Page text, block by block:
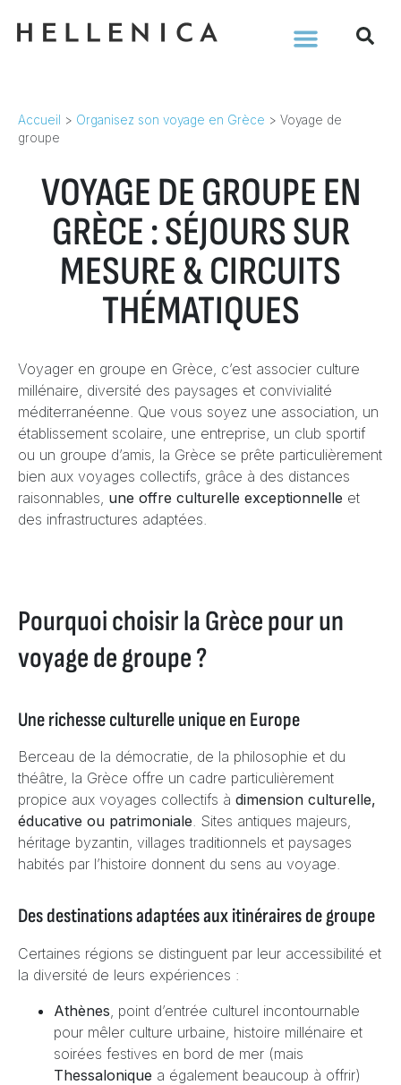
Accueil > Organisez son voyage en Grèce > Voyage de
groupe
VOYAGE DE GROUPE EN
GRÈCE : SÉJOURS SUR
MESURE & CIRCUITS
THÉMATIQUES
Voyager en groupe en Grèce, c’est associer culture
millénaire, diversité des paysages et convivialité
méditerranéenne. Que vous soyez une association, un
établissement scolaire, une entreprise, un club sportif
ou un groupe d’amis, la Grèce se prête particulièrement
bien aux voyages collectifs, grâce à des distances
raisonnables, une offre culturelle exceptionnelle et
des infrastructures adaptées.
Pourquoi choisir la Grèce pour un
voyage de groupe ?
Une richesse culturelle unique en Europe
Berceau de la démocratie, de la philosophie et du
théâtre, la Grèce offre un cadre particulièrement
propice aux voyages collectifs à dimension culturelle,
éducative ou patrimoniale. Sites antiques majeurs,
héritage byzantin, villages traditionnels et paysages
habités par l’histoire donnent du sens au voyage.
Des destinations adaptées aux itinéraires de groupe
Certaines régions se distinguent par leur accessibilité et
la diversité de leurs expériences :
Athènes , point d’entrée culturel incontournable
pour mêler culture urbaine, histoire millénaire et
soirées festives en bord de mer (mais
Thessalonique a également beaucoup à offrir)